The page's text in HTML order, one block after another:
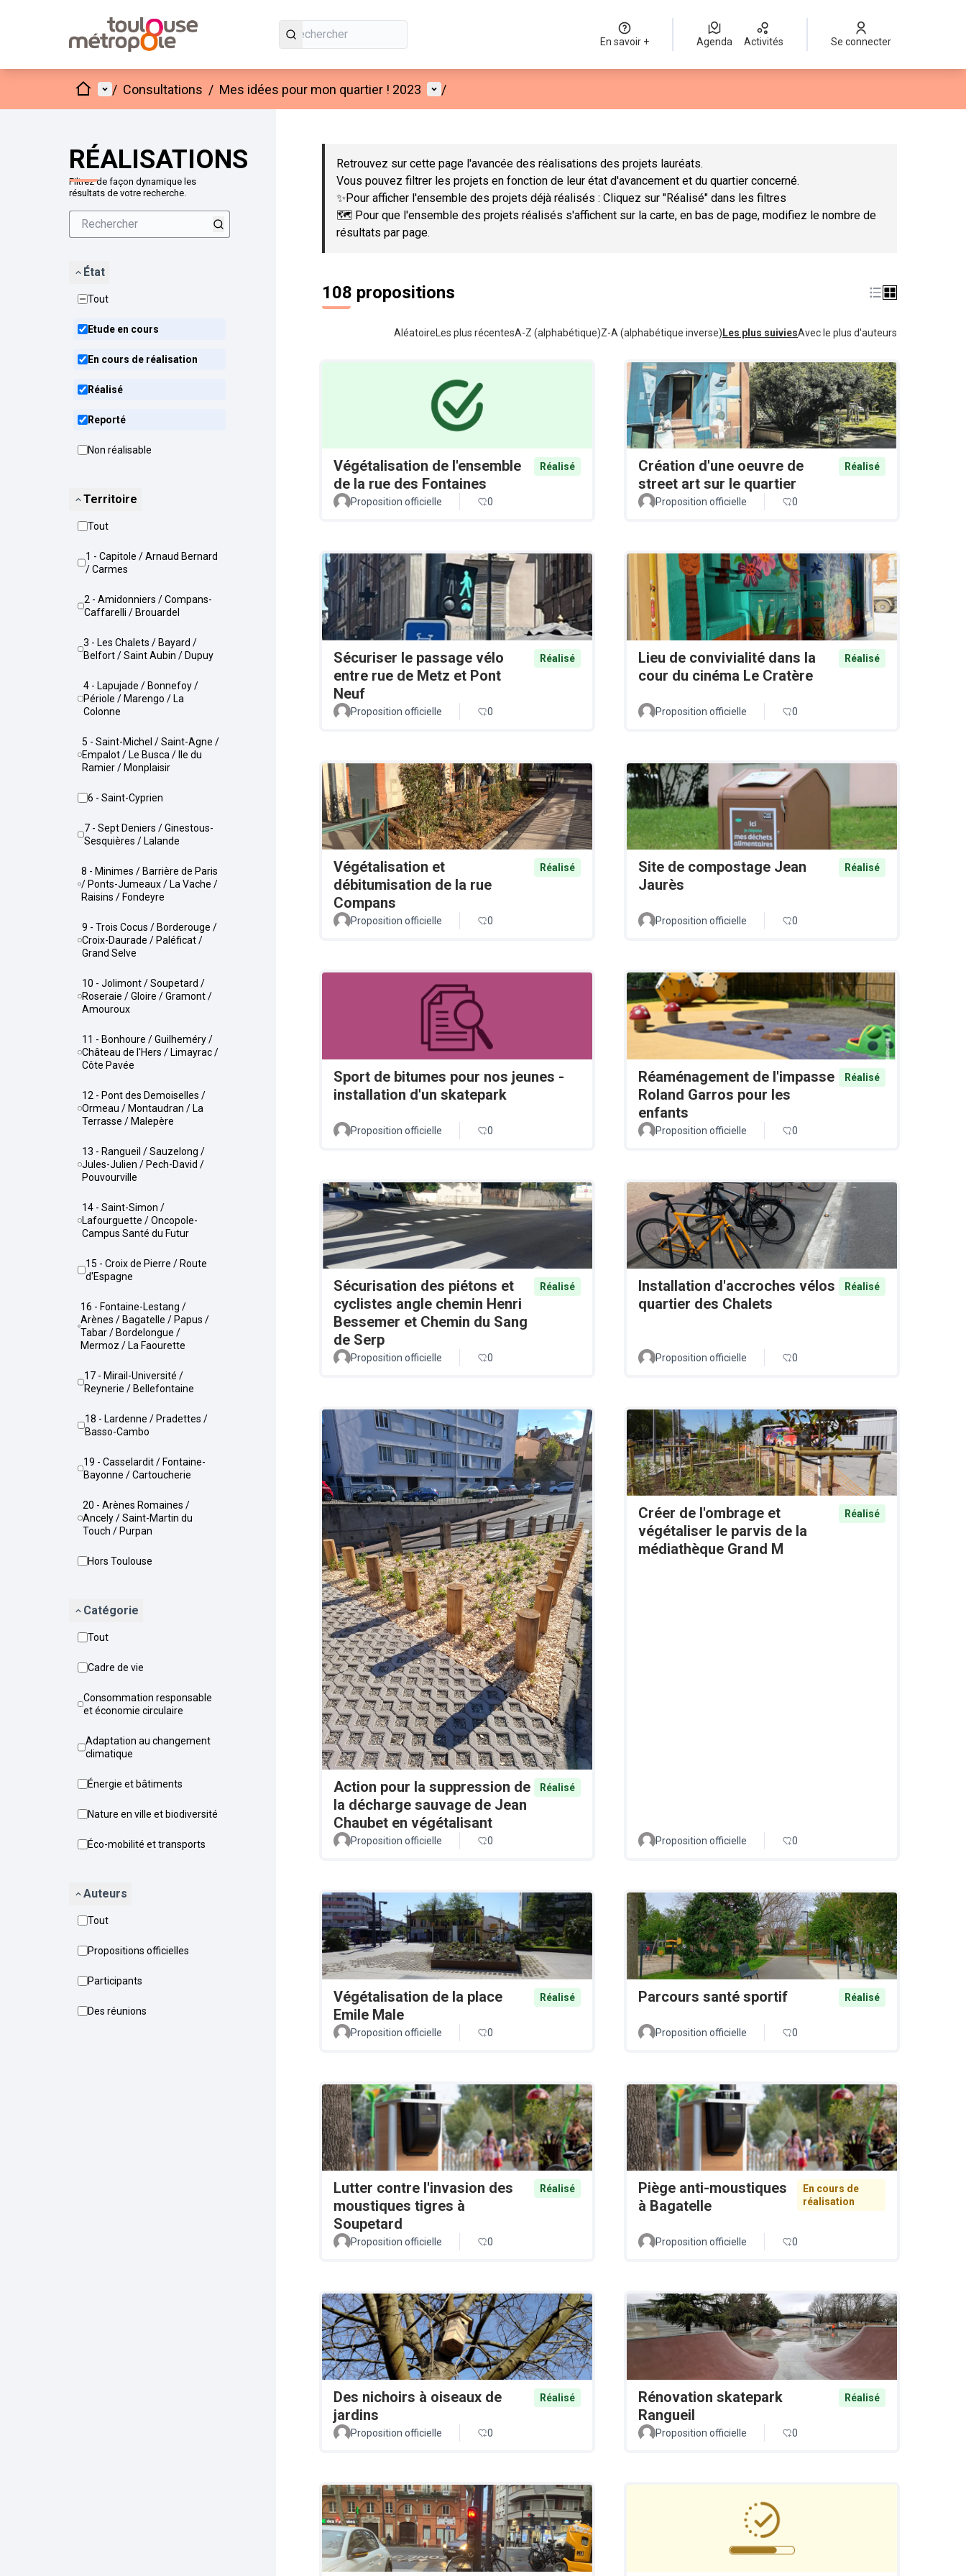
En savoir + Agenda Activités Se connecter
AccueilMenu principal
/ Consultations / Mes idées pour mon quartier ! 2023 Menu utilisateur
/
RÉALISATIONS
Filtrez de façon dynamique les
résultats de votre recherche.
État
Tout
Etude en cours
En cours de réalisation
Réalisé
Reporté
Non réalisable
Territoire
Tout
1 - Capitole / Arnaud Bernard
/ Carmes
2 - Amidonniers / Compans-
Caffarelli / Brouardel
3 - Les Chalets / Bayard /
Belfort / Saint Aubin / Dupuy
4 - Lapujade / Bonnefoy /
Périole / Marengo / La
Colonne
5 - Saint-Michel / Saint-Agne /
Empalot / Le Busca / Ile du
Ramier / Monplaisir
6 - Saint-Cyprien
7 - Sept Deniers / Ginestous-
Sesquières / Lalande
8 - Minimes / Barrière de Paris
/ Ponts-Jumeaux / La Vache /
Raisins / Fondeyre
9 - Trois Cocus / Borderouge /
Croix-Daurade / Paléficat /
Grand Selve
10 - Jolimont / Soupetard /
Roseraie / Gloire / Gramont /
Amouroux
11 - Bonhoure / Guilheméry /
Château de l'Hers / Limayrac /
Côte Pavée
12 - Pont des Demoiselles /
Ormeau / Montaudran / La
Terrasse / Malepère
13 - Rangueil / Sauzelong /
Jules-Julien / Pech-David /
Pouvourville
14 - Saint-Simon /
Lafourguette / Oncopole-
Campus Santé du Futur
15 - Croix de Pierre / Route
d'Espagne
16 - Fontaine-Lestang /
Arènes / Bagatelle / Papus /
Tabar / Bordelongue /
Mermoz / La Faourette
17 - Mirail-Université /
Reynerie / Bellefontaine
18 - Lardenne / Pradettes /
Basso-Cambo
19 - Casselardit / Fontaine-
Bayonne / Cartoucherie
20 - Arènes Romaines /
Ancely / Saint-Martin du
Touch / Purpan
Hors Toulouse
Catégorie
Tout
Cadre de vie
Consommation responsable
et économie circulaire
Adaptation au changement
climatique
Énergie et bâtiments
Nature en ville et biodiversité
Éco-mobilité et transports
Auteurs
Tout
Propositions officielles
Participants
Des réunions
Passer la carte
Retrouvez sur cette page l'avancée des réalisations des projets lauréats.
Vous pouvez filtrer les projets en fonction de leur état d'avancement et du quartier concerné.
✨Pour afficher l'ensemble des projets déjà réalisés : Cliquez sur "Réalisé" dans les filtres
🗺️ Pour que l'ensemble des projets réalisés s'affichent sur la carte, en bas de page, modifiez le nombre de
résultats par page.
108 propositions
Aléatoire Les plus récentesA-Z (alphabétique)Z-A (alphabétique inverse) Les plus suiviesAvec le plus d'auteurs
Végétalisation de l'ensemble
de la rue des Fontaines
Réalisé
Proposition officielle 0
Création d'une oeuvre de
street art sur le quartier
Réalisé
Proposition officielle 0
Sécuriser le passage vélo
entre rue de Metz et Pont
Neuf
Réalisé
Proposition officielle 0
Lieu de convivialité dans la
cour du cinéma Le Cratère
Réalisé
Proposition officielle 0
Végétalisation et
débitumisation de la rue
Compans
Réalisé
Proposition officielle 0
Site de compostage Jean
Jaurès
Réalisé
Proposition officielle 0
Sport de bitumes pour nos jeunes -
installation d'un skatepark
Proposition officielle 0
Réaménagement de l'impasse
Roland Garros pour les
enfants
Réalisé
Proposition officielle 0
Sécurisation des piétons et
cyclistes angle chemin Henri
Bessemer et Chemin du Sang
de Serp
Réalisé
Proposition officielle 0
Installation d'accroches vélos
quartier des Chalets
Réalisé
Proposition officielle 0
Action pour la suppression de
la décharge sauvage de Jean
Chaubet en végétalisant
Réalisé
Proposition officielle 0
Créer de l'ombrage et
végétaliser le parvis de la
médiathèque Grand M
Réalisé
Proposition officielle 0
Végétalisation de la place
Emile Male
Réalisé
Proposition officielle 0
Parcours santé sportif Réalisé
Proposition officielle 0
Lutter contre l'invasion des
moustiques tigres à
Soupetard
Réalisé
Proposition officielle 0
Piège anti-moustiques
à Bagatelle
En cours de
réalisation
Proposition officielle 0
Des nichoirs à oiseaux de
jardins
Réalisé
Proposition officielle 0
Rénovation skatepark
Rangueil
Réalisé
Proposition officielle 0